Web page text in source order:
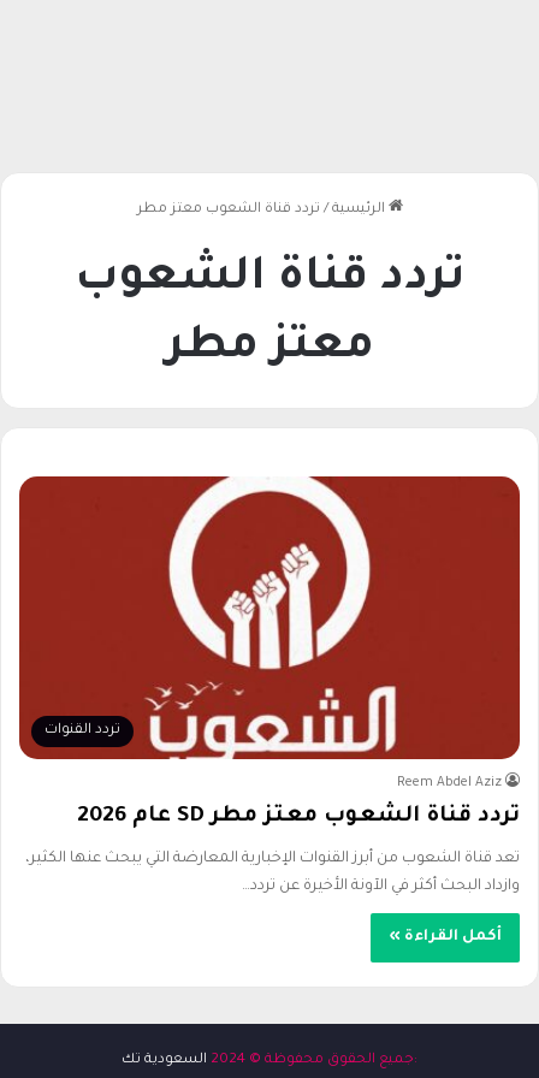
الرئيسية / تردد قناة الشعوب معتز مطر
تردد قناة الشعوب
معتز مطر
تردد القنوات
Reem Abdel Aziz
تردد قناة الشعوب معتز مطر SD عام 2026
تعد قناة الشعوب من أبرز القنوات الإخبارية المعارضة التي يبحث عنها الكثير،
وازداد البحث أكثر في الآونة الأخيرة عن تردد…
أكمل القراءة »
:جميع الحقوق محفوظة © 2024 السعودية تك